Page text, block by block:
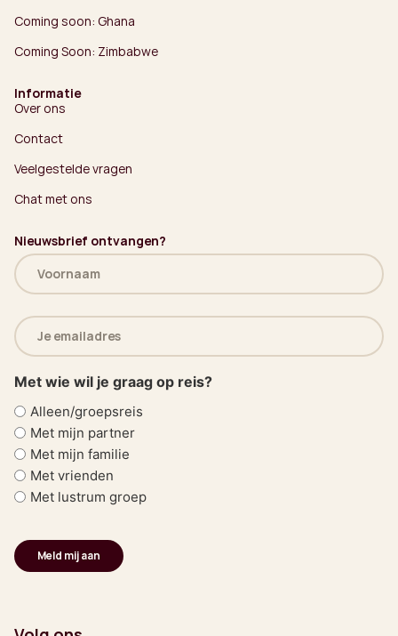
Coming soon: Ghana
Coming Soon: Zimbabwe
Informatie
Over ons
Contact
Veelgestelde vragen
Chat met ons
Nieuwsbrief ontvangen?
Naam
(Vereist)
E-
mailadres
(Vereist)
Met wie wil je graag op reis?
Alleen/groepsreis
Met mijn partner
Met mijn familie
Met vrienden
Met lustrum groep